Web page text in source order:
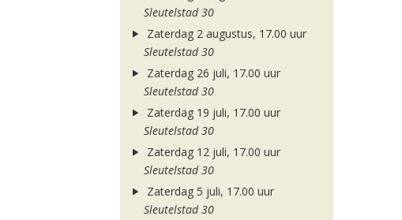
Sleutelstad 30
Zaterdag 2 augustus, 17.00 uur
Sleutelstad 30
Zaterdag 26 juli, 17.00 uur
Sleutelstad 30
Zaterdag 19 juli, 17.00 uur
Sleutelstad 30
Zaterdag 12 juli, 17.00 uur
Sleutelstad 30
Zaterdag 5 juli, 17.00 uur
Sleutelstad 30